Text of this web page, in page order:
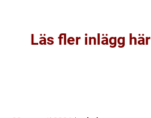
Läs fler inlägg här